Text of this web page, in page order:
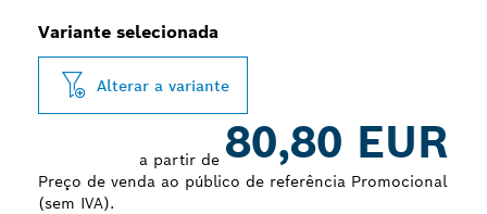
Variante selecionada
Alterar a variante
a partir de 80,80 EUR
Preço de venda ao público de referência Promocional
(sem IVA).